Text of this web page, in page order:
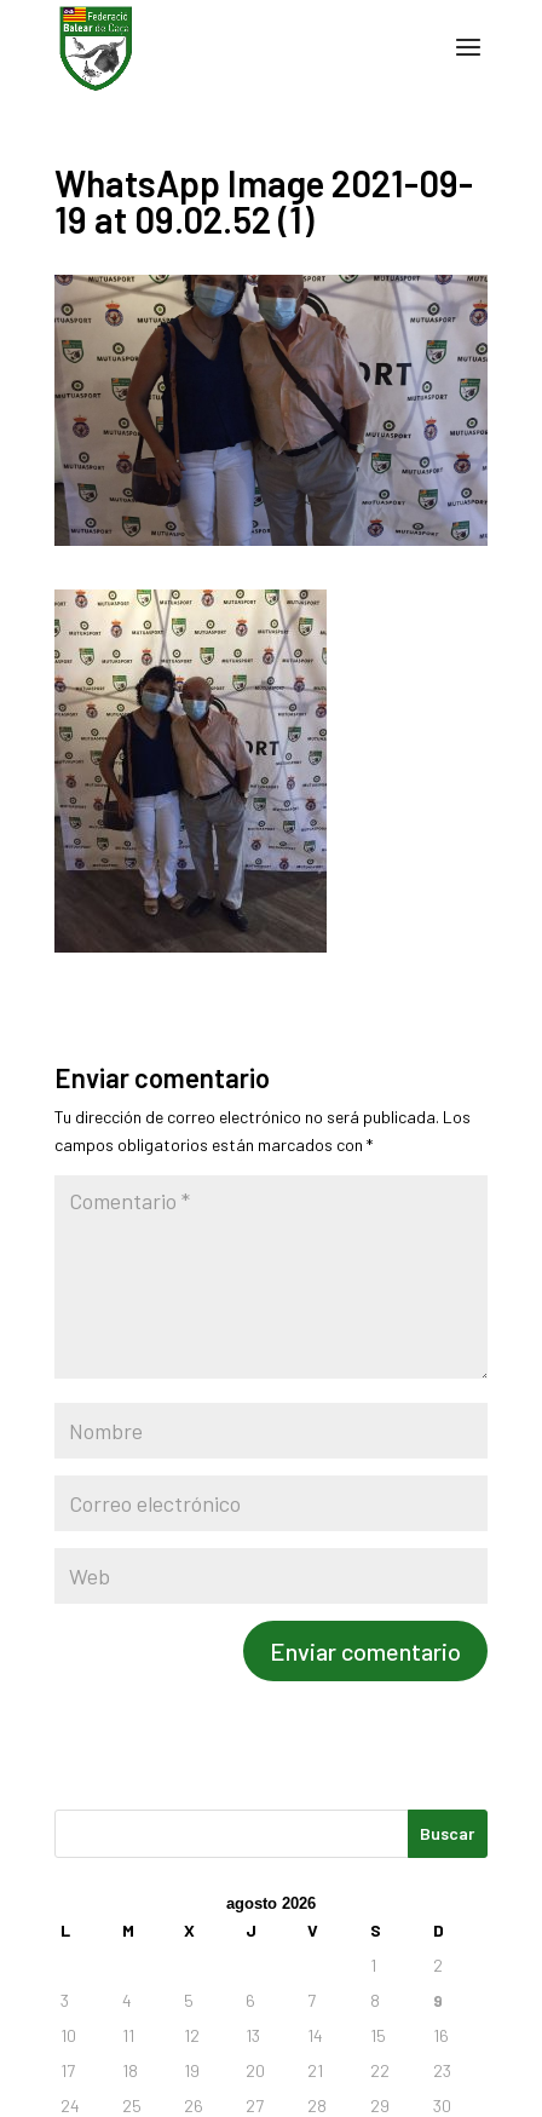
WhatsApp Image 2021-09-
19 at 09.02.52 (1)
Enviar comentario
Tu dirección de correo electrónico no será publicada. Los
campos obligatorios están marcados con *
agosto 2026
L M X J V S
D
1
2
3
4 5 6 7 8
9
10
11 12 13 14 15
16
17
18 19 20 21 22
23
24
25 26 27 28 29
30